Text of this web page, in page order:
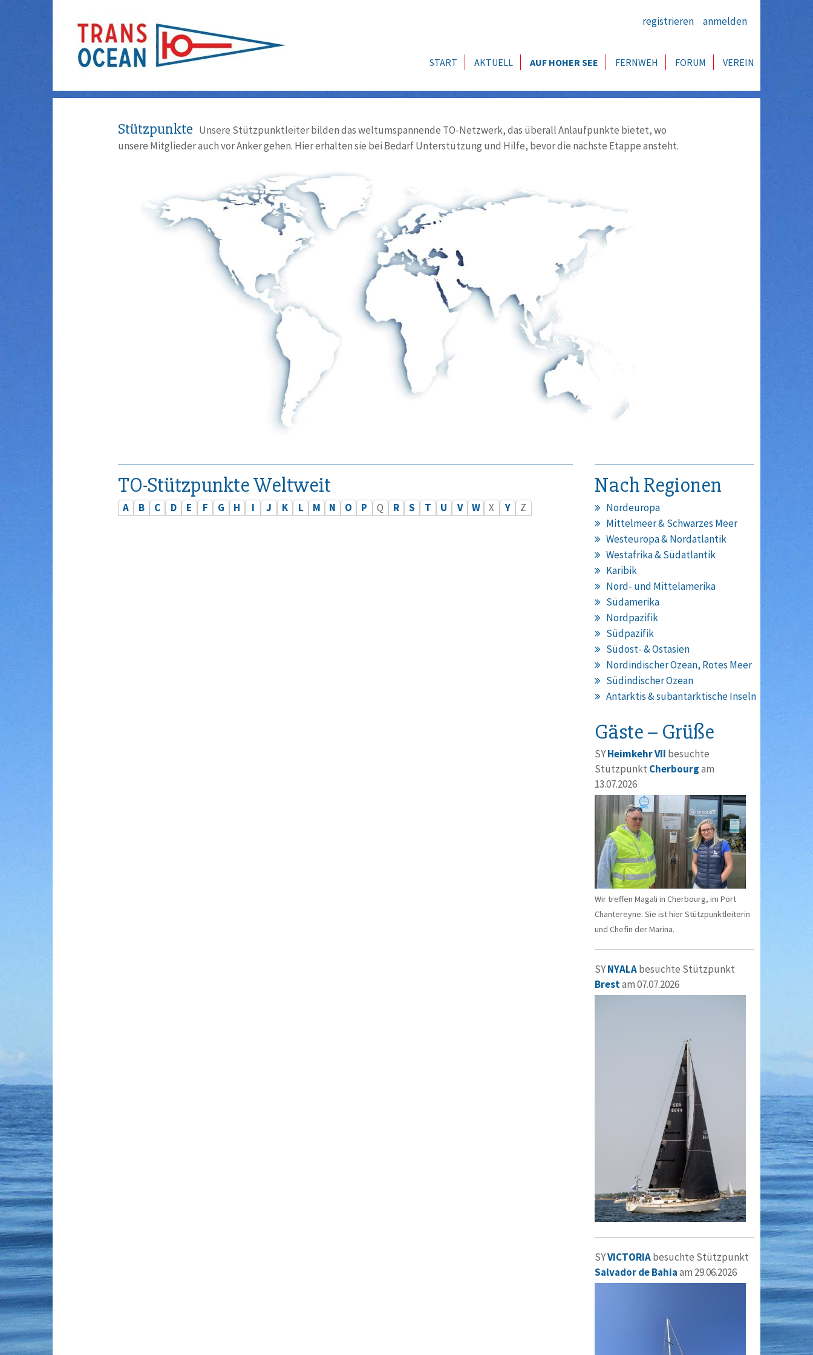
registrieren anmelden
START AKTUELL AUF HOHER SEE FERNWEH FORUM VEREIN
Stützpunkte Unsere Stützpunktleiter bilden das weltumspannende TO-Netzwerk, das überall Anlaufpunkte bietet, wo
unsere Mitglieder auch vor Anker gehen. Hier erhalten sie bei Bedarf Unterstützung und Hilfe, bevor die nächste Etappe ansteht.
TO-Stützpunkte Weltweit
A B C D E F G H I J K L M N O P Q R S T U V W X Y Z
Nach Regionen
Nordeuropa
Mittelmeer & Schwarzes Meer
Westeuropa & Nordatlantik
Westafrika & Südatlantik
Karibik
Nord- und Mittelamerika
Südamerika
Nordpazifik
Südpazifik
Südost- & Ostasien
Nordindischer Ozean, Rotes Meer
Südindischer Ozean
Antarktis & subantarktische Inseln
Gäste – Grüße
SYHeimkehr VII besuchte
Stützpunkt Cherbourgam
13.07.2026
Wir treffen Magali in Cherbourg, im Port
Chantereyne. Sie ist hier Stützpunktleiterin
und Chefin der Marina.
SYNYALAbesuchte Stützpunkt
Brestam 07.07.2026
SYVICTORIAbesuchte Stützpunkt
Salvador de Bahiaam 29.06.2026